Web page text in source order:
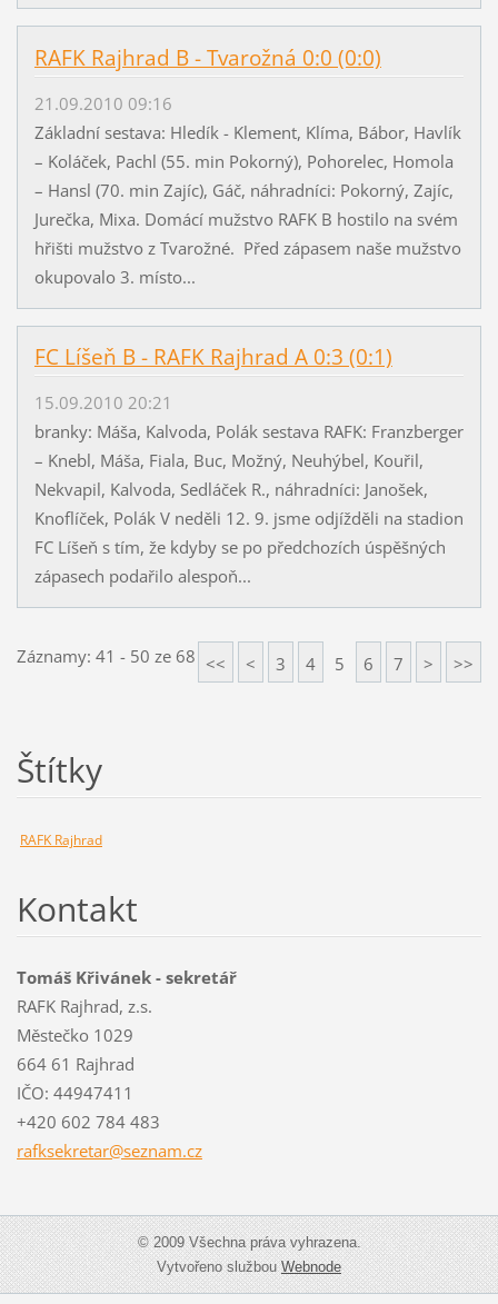
RAFK Rajhrad B - Tvarožná 0:0 (0:0)
21.09.2010 09:16
Základní sestava: Hledík - Klement, Klíma, Bábor, Havlík
– Koláček, Pachl (55. min Pokorný), Pohorelec, Homola
– Hansl (70. min Zajíc), Gáč, náhradníci: Pokorný, Zajíc,
Jurečka, Mixa. Domácí mužstvo RAFK B hostilo na svém
hřišti mužstvo z Tvarožné. Před zápasem naše mužstvo
okupovalo 3. místo...
FC Líšeň B - RAFK Rajhrad A 0:3 (0:1)
15.09.2010 20:21
branky: Máša, Kalvoda, Polák sestava RAFK: Franzberger
– Knebl, Máša, Fiala, Buc, Možný, Neuhýbel, Kouřil,
Nekvapil, Kalvoda, Sedláček R., náhradníci: Janošek,
Knoflíček, Polák V neděli 12. 9. jsme odjížděli na stadion
FC Líšeň s tím, že kdyby se po předchozích úspěšných
zápasech podařilo alespoň...
Záznamy: 41 - 50 ze 68 << < 3 4 5 6 7 > >>
Štítky
RAFK Rajhrad
Kontakt
Tomáš Křivánek - sekretář
RAFK Rajhrad, z.s.
Městečko 1029
664 61 Rajhrad
IČO: 44947411
+420 602 784 483
rafksekretar@seznam.cz
© 2009 Všechna práva vyhrazena.
Vytvořeno službouWebnode